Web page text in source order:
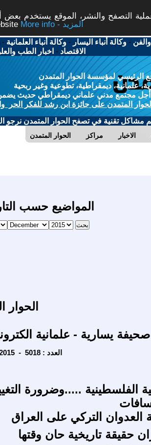
التصفح والنشر، الموقع يستخدم بعض
More info - المزيد
-وكالة أنباء اليسار -وكالة أنباء العلمانية -
الاقتصاد - اخبار الطب
الرئيسي لمؤسسة الحوار المتمدن
علمانية، ديمقراطية، تطوعية وغير ربحية
مجتمع مدني علماني ديمقراطي حديث يضمن
المتمدن على جائزة ابن رشد للفكر الحر
مشاكل تقنية في تصفح الحوار المتمدن نرجو
الحوار المتمدن مراكز الاخبار
المواضيع حسب
الحوار
صحيفة يسارية - علمانية
Saturday - 12/19/2015 - العدد : 5018
العدوان التركي على العراق
حقيقة تاريخية حان وقتها